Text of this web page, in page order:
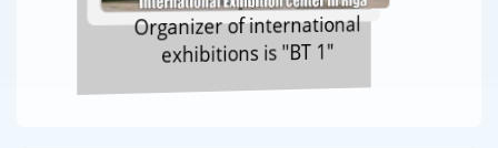
Organizer of international
exhibitions is "BT 1"